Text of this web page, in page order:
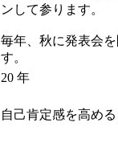
ンして参ります。
毎年、秋に発表会
す。
20 年
自己肯定感を高める